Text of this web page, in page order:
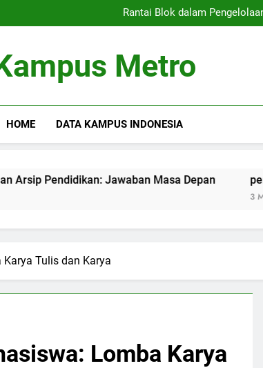
Rantai Blok dalam
peran rangkaian blok dalam
Rantai Blok dalam
peran rangkaian blok dalam
Metro
HOME DATA KAMPUS INDONESIA
Jawaban Masa Depan peran
3 Months Ago
Tulis dan Karya
Lomba Karya